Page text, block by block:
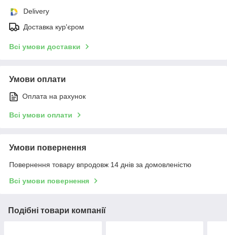
Delivery
Доставка кур'єром
Всі умови доставки
Умови оплати
Оплата на рахунок
Всі умови оплати
Умови повернення
Повернення товару впродовж 14 днів за домовленістю
Всі умови повернення
Подібні товари компанії